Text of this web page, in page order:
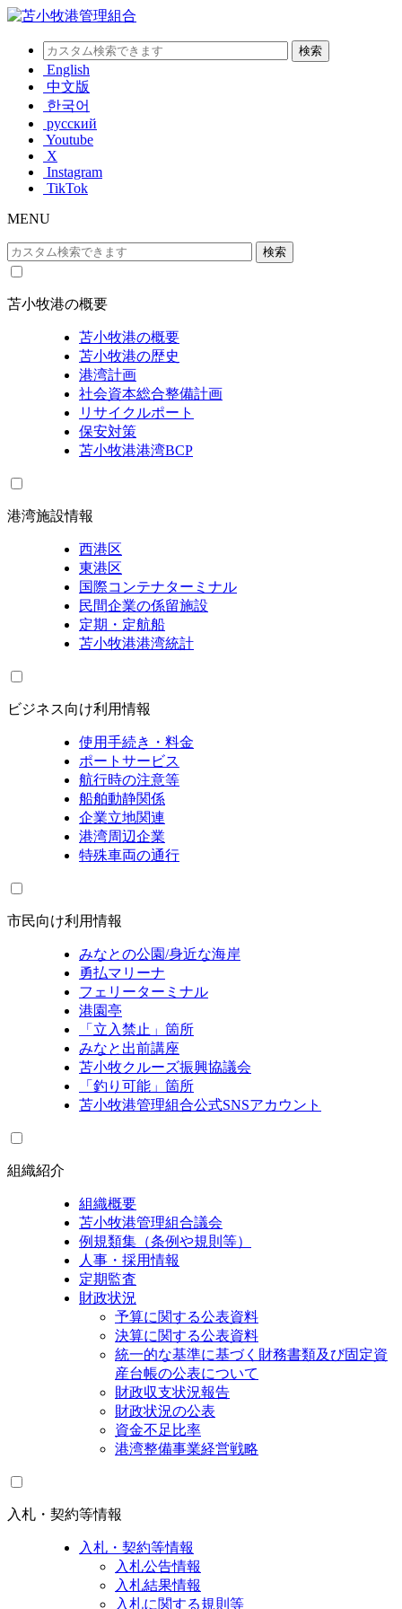
English
中文版
한국어
русский
Youtube
X
Instagram
TikTok
MENU
苫小牧港の概要
苫小牧港の概要
苫小牧港の歴史
港湾計画
社会資本総合整備計画
リサイクルポート
保安対策
苫小牧港港湾BCP
港湾施設情報
西港区
東港区
国際コンテナターミナル
民間企業の係留施設
定期・定航船
苫小牧港港湾統計
ビジネス向け利用情報
使用手続き・料金
ポートサービス
航行時の注意等
船舶動静関係
企業立地関連
港湾周辺企業
特殊車両の通行
市民向け利用情報
みなとの公園/身近な海岸
勇払マリーナ
フェリーターミナル
港園亭
「立入禁止」箇所
みなと出前講座
苫小牧クルーズ振興協議会
「釣り可能」箇所
苫小牧港管理組合公式SNSアカウント
組織紹介
組織概要
苫小牧港管理組合議会
例規類集（条例や規則等）
人事・採用情報
定期監査
財政状況
予算に関する公表資料
決算に関する公表資料
統一的な基準に基づく財務書類及び固定資
産台帳の公表について
財政収支状況報告
財政状況の公表
資金不足比率
港湾整備事業経営戦略
入札・契約等情報
入札・契約等情報
入札公告情報
入札結果情報
入札に関する規則等